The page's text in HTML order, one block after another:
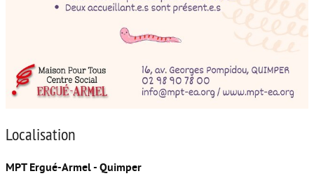
Localisation
MPT Ergué-Armel - Quimper